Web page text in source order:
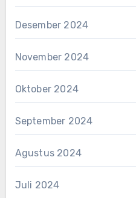
Desember 2024
November 2024
Oktober 2024
September 2024
Agustus 2024
Juli 2024